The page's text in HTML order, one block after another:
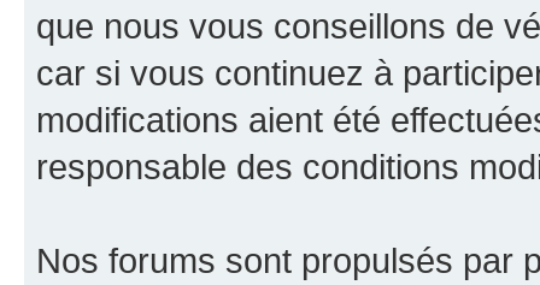
que nous vous conseillons de
car si vous continuez à
modifications aient été
responsable des conditions
Nos forums sont propulsés par